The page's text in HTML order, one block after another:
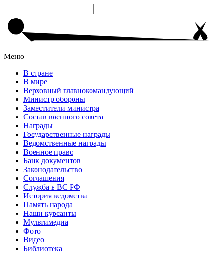
Меню
В стране
В мире
Верховный главнокомандующий
Министр обороны
Заместители министра
Состав военного совета
Награды
Государственные награды
Ведомственные награды
Военное право
Банк документов
Законодательство
Соглашения
Служба в ВС РФ
История ведомства
Память народа
Наши курсанты
Мультимедиа
Фото
Видео
Библиотека